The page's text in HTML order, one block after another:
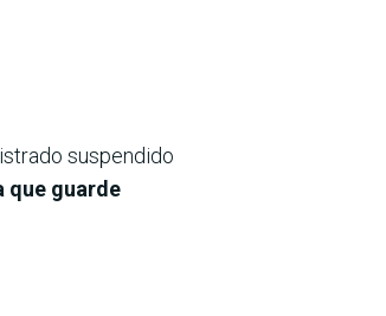
suspendido
que guarde